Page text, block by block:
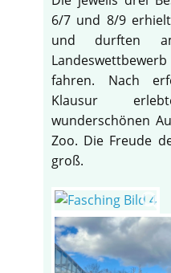
6/7 und 8/9
und durften
fahren. Nach
Klausur
wunderschönen
Zoo. Die Freude
groß.